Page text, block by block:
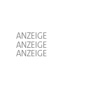
ANZEIGE
ANZEIGE
ANZEIGE